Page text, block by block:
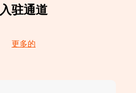
入驻通道
更多的